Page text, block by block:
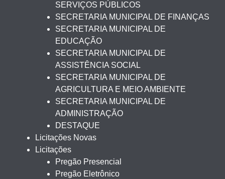
SERVIÇOS PÚBLICOS
SECRETARIA MUNICIPAL DE FINANÇAS
SECRETARIA MUNICIPAL DE
EDUCAÇÃO
SECRETARIA MUNICIPAL DE
ASSISTÊNCIA SOCIAL
SECRETARIA MUNICIPAL DE
AGRICULTURA E MEIO AMBIENTE
SECRETARIA MUNICIPAL DE
ADMINISTRAÇÃO
DESTAQUE
Licitações Novas
Licitações
Pregão Presencial
Pregão Eletrônico